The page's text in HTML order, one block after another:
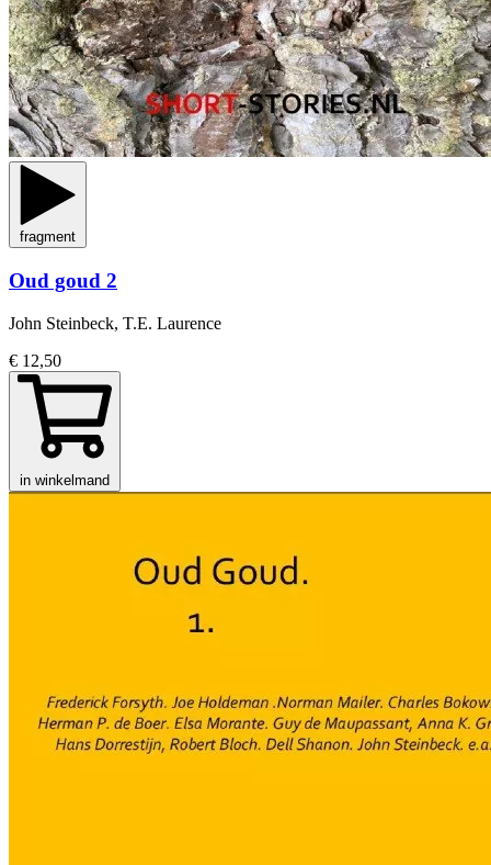
fragment
Oud goud 2
John Steinbeck, T.E. Laurence
€ 12,50
in winkelmand